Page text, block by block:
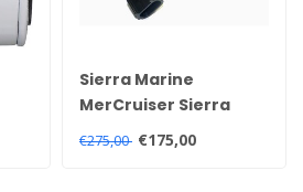
Sierra Marine
MerCruiser Sierra
Kraftstoffpumpe für
€275,00 €175,00